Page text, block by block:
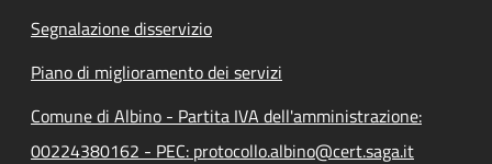
Segnalazione disservizio
Piano di miglioramento dei servizi
Comune di Albino - Partita IVA dell'amministrazione:
00224380162 - PEC: protocollo.albino@cert.saga.it